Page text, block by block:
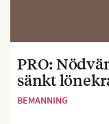
PRO:
sänkt
BEMANNING